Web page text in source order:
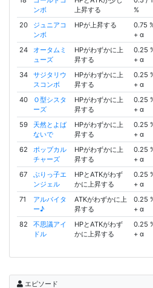
ンボ
上昇する
%
20
ジュニアコ
ンボ
HPが上昇する
0.75
+ α
24
オータムミ
ューズ
HPがわずかに上
昇する
0.25
+ α
34
サジタリウ
スコンボ
HPがわずかに上
昇する
0.25
+ α
40
Ｏ型シスタ
ーズ
HPがわずかに上
昇する
0.25
+ α
59
天然とよば
ないで
HPがわずかに上
昇する
0.25
+ α
62
ポップカル
チャーズ
HPがわずかに上
昇する
0.25
+ α
67
ぶりっ子エ
ンジェル
HPとATKがわず
かに上昇する
0.25
+ α
71
アルバイタ
ー♪
ATKがわずかに上
昇する
0.25
+ α
82
不思議アイ
ドル
HPとATKがわず
かに上昇する
0.25
+ α
エピソード